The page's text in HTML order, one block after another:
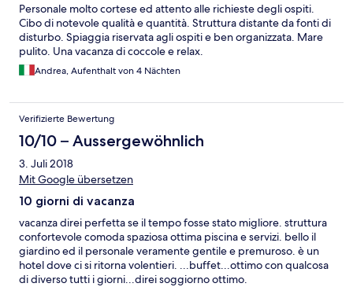
Personale molto cortese ed attento alle richieste degli ospiti.
Cibo di notevole qualità e quantità. Struttura distante da fonti di
disturbo. Spiaggia riservata agli ospiti e ben organizzata. Mare
pulito. Una vacanza di coccole e relax.
Andrea, Aufenthalt von 4 Nächten
Verifizierte Bewertung
10/10 – Aussergewöhnlich
3. Juli 2018
Mit Google übersetzen
10 giorni di vacanza
vacanza direi perfetta se il tempo fosse stato migliore. struttura
confortevole comoda spaziosa ottima piscina e servizi. bello il
giardino ed il personale veramente gentile e premuroso. è un
hotel dove ci si ritorna volentieri. ...buffet...ottimo con qualcosa
di diverso tutti i giorni...direi soggiorno ottimo.